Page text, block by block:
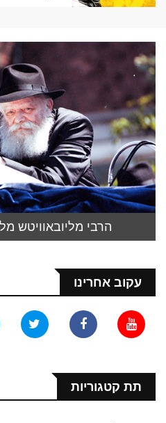
הרבי מליובאוויטש
עקוב אחרינו
תת קטגוריות